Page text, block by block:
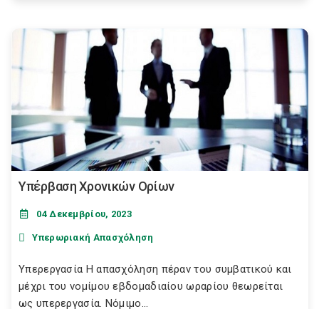
Υπέρβαση Χρονικών Ορίων
04 Δεκεμβρίου, 2023
Υπερωριακή Απασχόληση
Υπερεργασία Η απασχόληση πέραν του συμβατικού και
μέχρι του νομίμου εβδομαδιαίου ωραρίου θεωρείται
ως υπερεργασία. Νόμιμο...